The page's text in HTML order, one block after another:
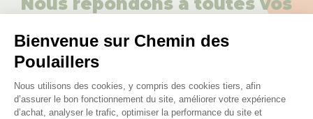
Bienvenue sur Chemin des
Poulaillers
Plateforme de Gestion du
Nous utilisons des cookies, y compris des cookies tiers, afin
d’assurer le bon fonctionnement du site, améliorer votre expérience
d’achat, analyser le trafic, optimiser la performance du site et
Posez-nous vos questions